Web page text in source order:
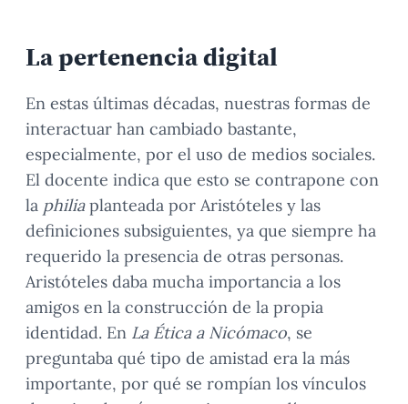
La pertenencia digital
En estas últimas décadas, nuestras formas de
interactuar han cambiado bastante,
especialmente, por el uso de medios sociales.
El docente indica que esto se contrapone con
la philiaplanteada por Aristóteles y las
definiciones subsiguientes, ya que siempre ha
requerido la presencia de otras personas.
Aristóteles daba mucha importancia a los
amigos en la construcción de la propia
identidad. En La Ética a Nicómaco, se
preguntaba qué tipo de amistad era la más
importante, por qué se rompían los vínculos